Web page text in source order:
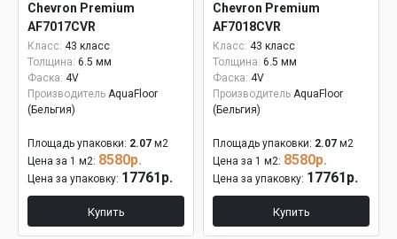
Chevron Premium
AF7017CVR
Класс: 43 класс
Толщина: 6.5 мм
Фаска: 4V
Производитель AquaFloor
(Бельгия)
Площадь упаковки: 2.07 м2
Цена за 1 м2: 8580р.
Цена за упаковку: 17761р.
Купить
Chevron Premium
AF7018CVR
Класс: 43 класс
Толщина: 6.5 мм
Фаска: 4V
Производитель AquaFloor
(Бельгия)
Площадь упаковки: 2.07 м2
Цена за 1 м2: 8580р.
Цена за упаковку: 17761р.
Купить